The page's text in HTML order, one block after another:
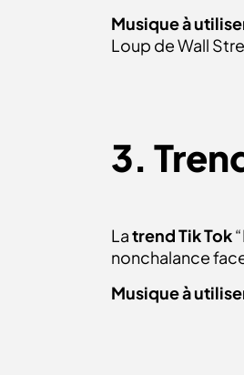
Musique à
Loup de Wall
3.
Latrend Tik Tok
nonchalance
Musique à